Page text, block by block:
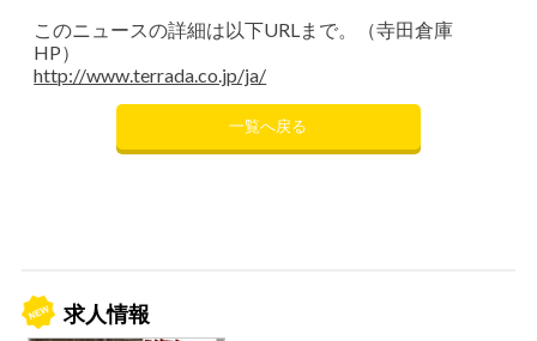
このニュースの詳細は以下URLまで。（寺田倉庫
HP）
http://www.terrada.co.jp/ja/
一覧へ戻る
求人情報